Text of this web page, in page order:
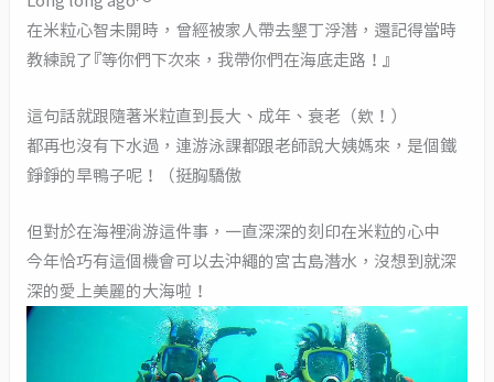
在米粒心智未開時，曾經被家人帶去墾丁浮潛，還記得當時
教練說了『等你們下次來，我帶你們在海底走路！』
這句話就跟隨著米粒直到長大、成年、衰老（欸！）
都再也沒有下水過，連游泳課都跟老師說大姨媽來，是個鐵
錚錚的旱鴨子呢！（挺胸驕傲
但對於在海裡淌游這件事，一直深深的刻印在米粒的心中
今年恰巧有這個機會可以去沖繩的宮古島潛水，沒想到就深
深的愛上美麗的大海啦！